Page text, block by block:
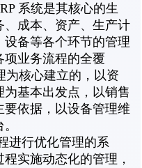
系统是其核心的生
成本、资产、生产计
备等各个环节的管理
项业务流程的全覆
为核心建立的，以资
基本出发点，以销售
依据，以设备管理维
进行优化管理的系
实施动态化的管理，